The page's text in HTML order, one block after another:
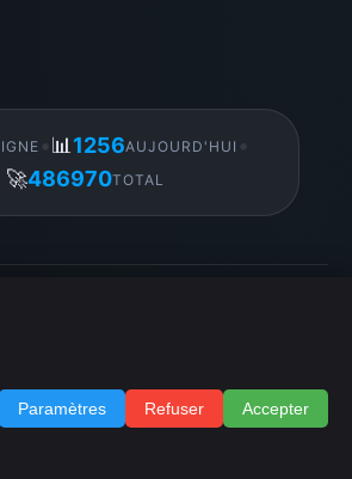
Paramètres Refuser Accepter
📊 1256AUJOURD'HUI
🚀486970TOTAL
des images